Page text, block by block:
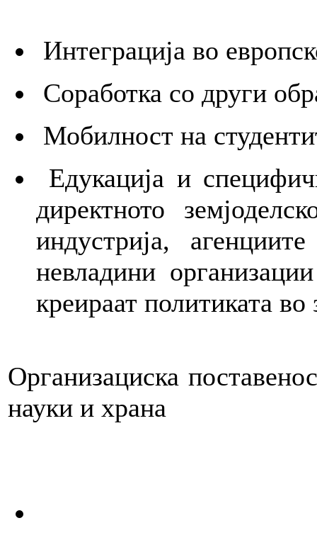
Интеграција во
Соработка со други
Мобилност на
Едукација и
директното
индустрија,
невладини
креираат политиката во
Организациска
науки и храна